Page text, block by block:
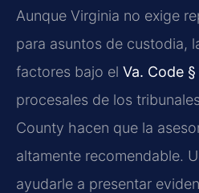
Aunque Virginia no exige
para asuntos de custodia,
factores bajo el Va. Code
procesales de los
County hacen que la
altamente recomendable.
ayudarle a presentar